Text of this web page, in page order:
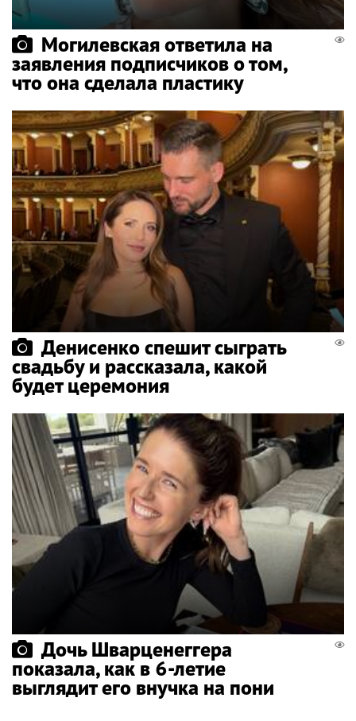
Могилевская ответила на
заявления подписчиков о том,
что она сделала пластику
Денисенко спешит сыграть
свадьбу и рассказала, какой
будет церемония
Дочь Шварценеггера
показала, как в 6-летие
выглядит его внучка на пони